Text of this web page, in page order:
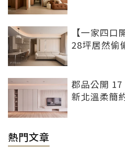
【一家四
28坪居然偷
郡品公開 17
新北溫柔簡
熱門文章